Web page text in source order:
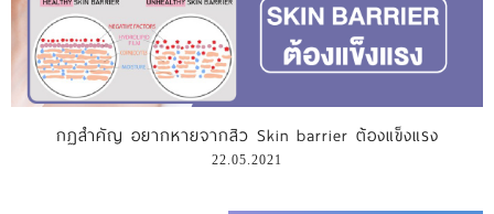
กฏสำคัญ อยากหายจากสิว Skin barrier ต้องแข็งแรง
22.05.2021